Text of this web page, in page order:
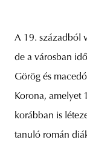
A 19. századból
de a városban
Görög és
Korona, amelyet
korábban is
tanuló román